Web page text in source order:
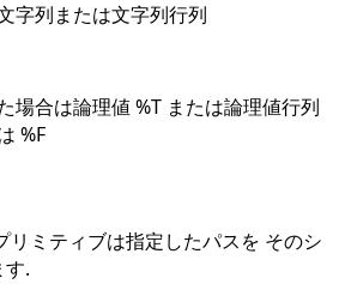
字列または文字列行列
場合は論理値 %T または論理値行列
%F
ミティブは指定したパスを そのシ
す.